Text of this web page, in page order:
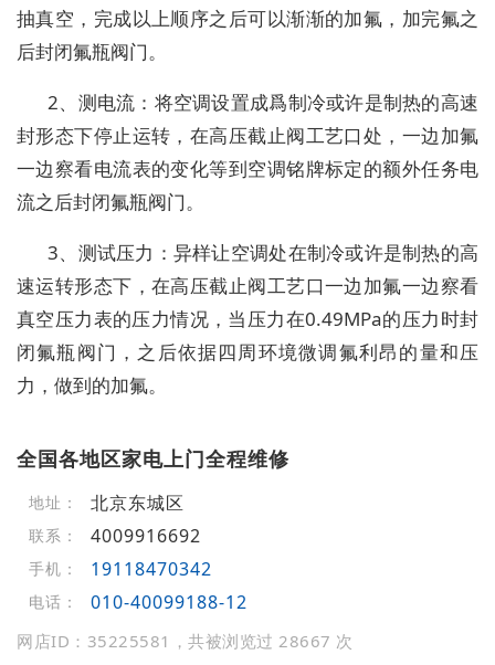
抽真空，完成以上顺序之后可以渐渐的加氟，加完氟之
后封闭氟瓶阀门。
2、测电流：将空调设置成爲制冷或许是制热的高速
封形态下停止运转，在高压截止阀工艺口处，一边加氟
一边察看电流表的变化等到空调铭牌标定的额外任务电
流之后封闭氟瓶阀门。
3、测试压力：异样让空调处在制冷或许是制热的高
速运转形态下，在高压截止阀工艺口一边加氟一边察看
真空压力表的压力情况，当压力在0.49MPa的压力时封
闭氟瓶阀门，之后依据四周环境微调氟利昂的量和压
力，做到的加氟。
全国各地区家电上门全程维修
地址： 北京东城区
联系： 4009916692
手机： 19118470342
电话： 010-40099188-12
网店ID：35225581，共被浏览过 28667 次